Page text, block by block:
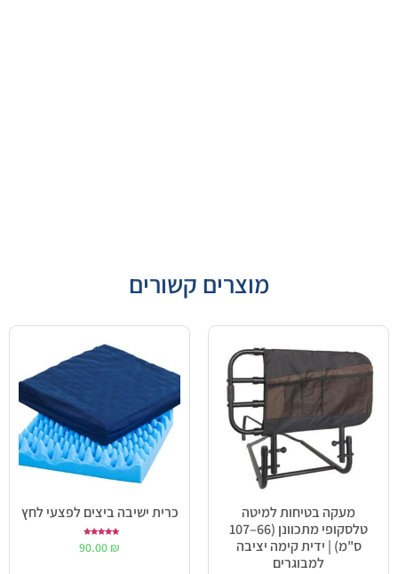
מוצרים קשורים
מעקה בטיחות למיטה
טלסקופי מתכוונן (66–107
ס"מ) | ידית קימה יציבה
למבוגרים
כרית ישיבה ביצים לפצעי לחץ
5.00
90.00 ₪